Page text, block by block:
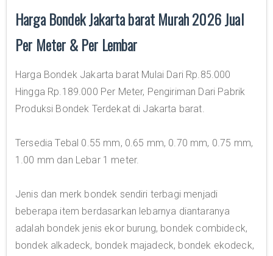
Harga Bondek Jakarta barat Murah 2026 Jual
Per Meter & Per Lembar
Harga Bondek Jakarta barat Mulai Dari Rp.85.000
Hingga Rp.189.000 Per Meter, Pengiriman Dari Pabrik
Produksi Bondek Terdekat di Jakarta barat.
Tersedia Tebal 0.55 mm, 0.65 mm, 0.70 mm, 0.75 mm,
1.00 mm dan Lebar 1 meter.
Jenis dan merk bondek sendiri terbagi menjadi
beberapa item berdasarkan lebarnya diantaranya
adalah bondek jenis ekor burung, bondek combideck,
bondek alkadeck, bondek majadeck, bondek ekodeck,